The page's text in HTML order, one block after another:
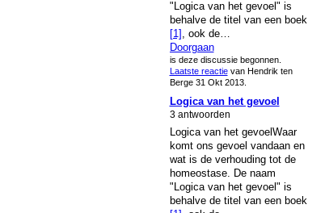
"Logica van het gevoel" is
behalve de titel van een boek
[1] , ook de…
Doorgaan
is deze discussie begonnen.
Laatste reactievan Hendrik ten
Berge 31 Okt 2013.
Logica van het gevoel
3 antwoorden
Logica van het gevoelWaar
komt ons gevoel vandaan en
wat is de verhouding tot de
homeostase. De naam
"Logica van het gevoel" is
behalve de titel van een boek